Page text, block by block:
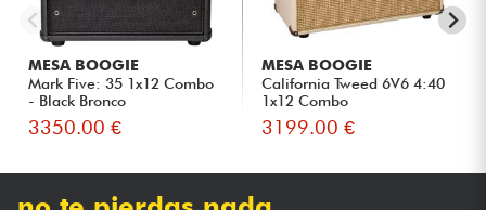
MESA BOOGIE
Mark Five: 35 1x12 Combo
- Black Bronco
3350.00 €
MESA BOOGIE
California Tweed 6V6 4:40
1x12 Combo
3199.00 €